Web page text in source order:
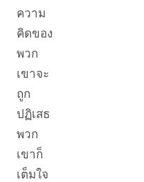
ความ
คิดของ
พวก
เขาจะ
ถูก
ปฏิเสธ
พวก
เขาก็
เต็มใจ